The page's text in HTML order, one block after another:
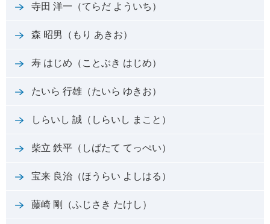
寺田 洋一（てらだ よういち）
森 昭男（もり あきお）
寿 はじめ（ことぶき はじめ）
たいら 行雄（たいら ゆきお）
しらいし 誠（しらいし まこと）
柴立 鉄平（しばたて てっぺい）
宝来 良治（ほうらい よしはる）
藤崎 剛（ふじさき たけし）